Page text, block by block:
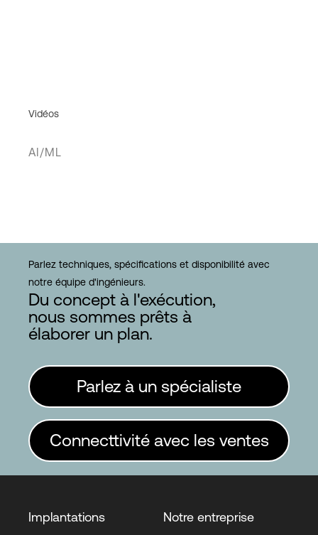
Vidéos
AI/ML
Parlez techniques, spécifications et disponibilité avec
notre équipe d'ingénieurs.
Du concept à l'exécution,
nous sommes prêts à
élaborer un plan.
Parlez à un spécialiste
Connecttivité avec les ventes
Implantations Notre entreprise